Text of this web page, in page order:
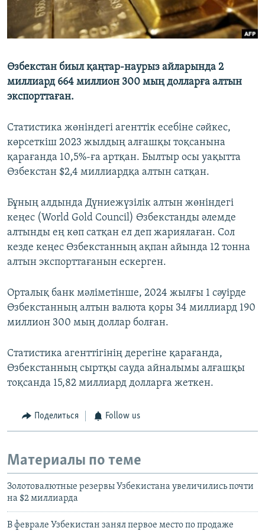
Өзбекстан биыл қаңтар-наурыз айларында 2
миллиард 664 миллион 300 мың долларға алтын
экспорттаған.
Статистика жөніндегі агенттік есебіне сәйкес,
көрсеткіш 2023 жылдың алғашқы тоқсанына
қарағанда 10,5%-ға артқан. Былтыр осы уақытта
Өзбекстан $2,4 миллиардқа алтын сатқан.
Бұның алдында Дүниежүзілік алтын жөніндегі
кеңес (World Gold Council) Өзбекстанды әлемде
алтынды ең көп сатқан ел деп жариялаған. Сол
кезде кеңес Өзбекстанның ақпан айында 12 тонна
алтын экспорттағанын ескерген.
Орталық банк мәліметінше, 2024 жылғы 1 сәуірде
Өзбекстанның алтын валюта қоры 34 миллиард 190
миллион 300 мың доллар болған.
Статистика агенттігінің дерегіне қарағанда,
Өзбекстанның сыртқы сауда айналымы алғашқы
тоқсанда 15,82 миллиард долларға жеткен.
Поделиться Follow us
Материалы по теме
Золотовалютные резервы Узбекистана увеличились почти
на $2 миллиарда
В феврале Узбекистан занял первое место по продаже